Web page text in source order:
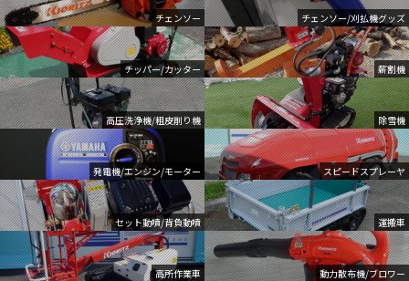
チェンソー チェンソー/刈払機グッズ
チッパー/カッター 薪割機
高圧洗浄機/粗皮削り機 除雪機
発電機/エンジン/モーター スピードスプレーヤ
セット動噴/背負動噴 運搬車
高所作業車 動力散布機/ブロワー